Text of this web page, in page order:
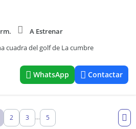
A Estrenar
cuadra del golf de La cumbre
WhatsApp Contactar
2 3 ... 5